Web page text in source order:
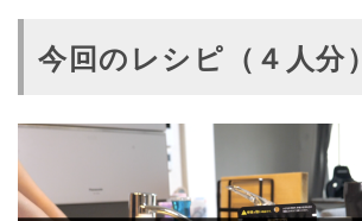
今回のレシピ（４人分）